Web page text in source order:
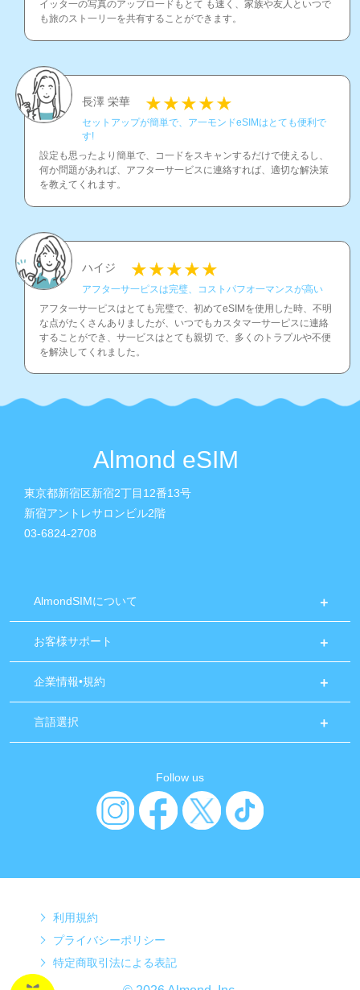
イッタ一の写真のアップロ一ドもとて も速く、家族や友人といつで
も旅のスト一リ一を共有することができます。
長澤 栄華
セットアップが簡単で、ア一モンドeSIMはとても便利で
す!
設定も思ったより簡単で、コ一ドをスキャンするだけで使えるし、
何か問題があれば、アフタ一サ一ビスに連絡すれば、適切な解決策
を教えてくれます。
ハイジ
アフタ一サ一ピスは完璧、コストパフオ一マンスが高い
アフタ一サ一ピスはとても完璧で、初めてeSIMを使用した時、不明
な点がたくさんありましたが、いつでもカスタマ一サ一ピスに連絡
することができ、サ一ビスはとても親切 で、多くのトラプルや不便
を解決してくれました。
Almond eSIM
東京都新宿区新宿2丁目12番13号
新宿アントレサロンビル2階
03-6824-2708
AlmondSIMについて
お客様サポート
企業情報•規約
言語選択
Follow us
利用規約
プライバシーポリシー
特定商取引法による表記